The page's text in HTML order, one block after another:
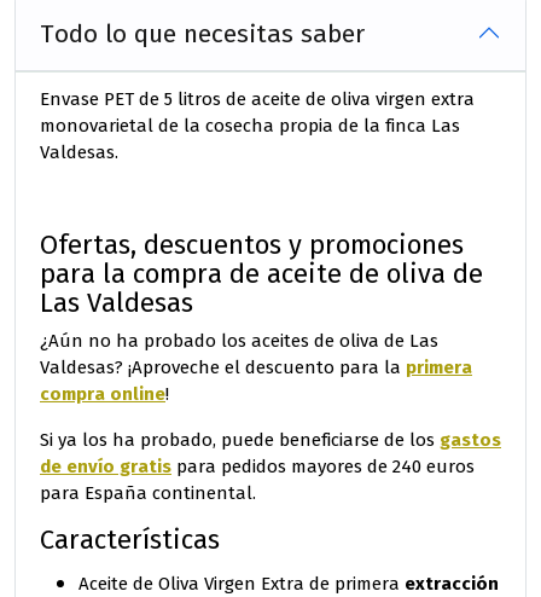
Todo lo que necesitas saber
Envase PET de 5 litros de aceite de oliva virgen extra
monovarietal de la cosecha propia de la finca Las
Valdesas.
Ofertas, descuentos y promociones
para la compra de aceite de oliva de
Las Valdesas
¿Aún no ha probado los aceites de oliva de Las
Valdesas? ¡Aproveche el descuento para la primera
compra online!
Si ya los ha probado, puede beneficiarse de los gastos
de envío gratis para pedidos mayores de 240 euros
para España continental.
Características
Aceite de Oliva Virgen Extra de primera extracción